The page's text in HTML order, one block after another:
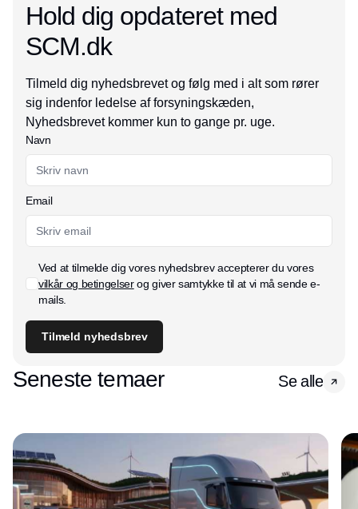
Hold dig opdateret med
SCM.dk
Tilmeld dig nyhedsbrevet og følg med i alt som rører
sig indenfor ledelse af forsyningskæden,
Nyhedsbrevet kommer kun to gange pr. uge.
Navn
Email
Ved at tilmelde dig vores nyhedsbrev accepterer du vores
vilkår og betingelserog giver samtykke til at vi må sende e-
mails.
Tilmeld nyhedsbrev
Seneste temaer Se alle